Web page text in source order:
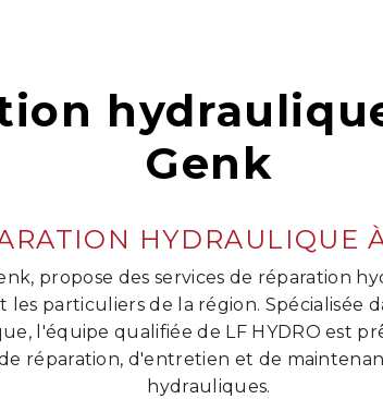
Genk
HYDRAULIQUE
propose des services de réparation
les particuliers de la région. Spécialisée
l'équipe qualifiée de LF HYDRO est
réparation, d'entretien et de
hydrauliques.